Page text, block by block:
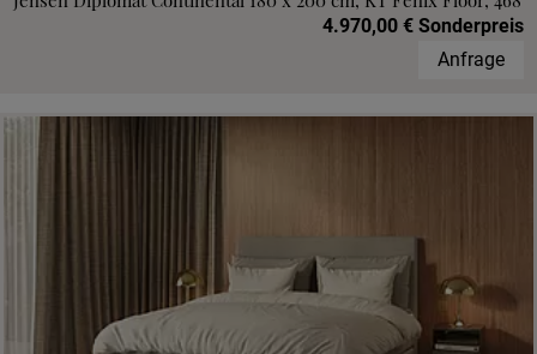
4.970,00 € Sonderpreis
Anfrage